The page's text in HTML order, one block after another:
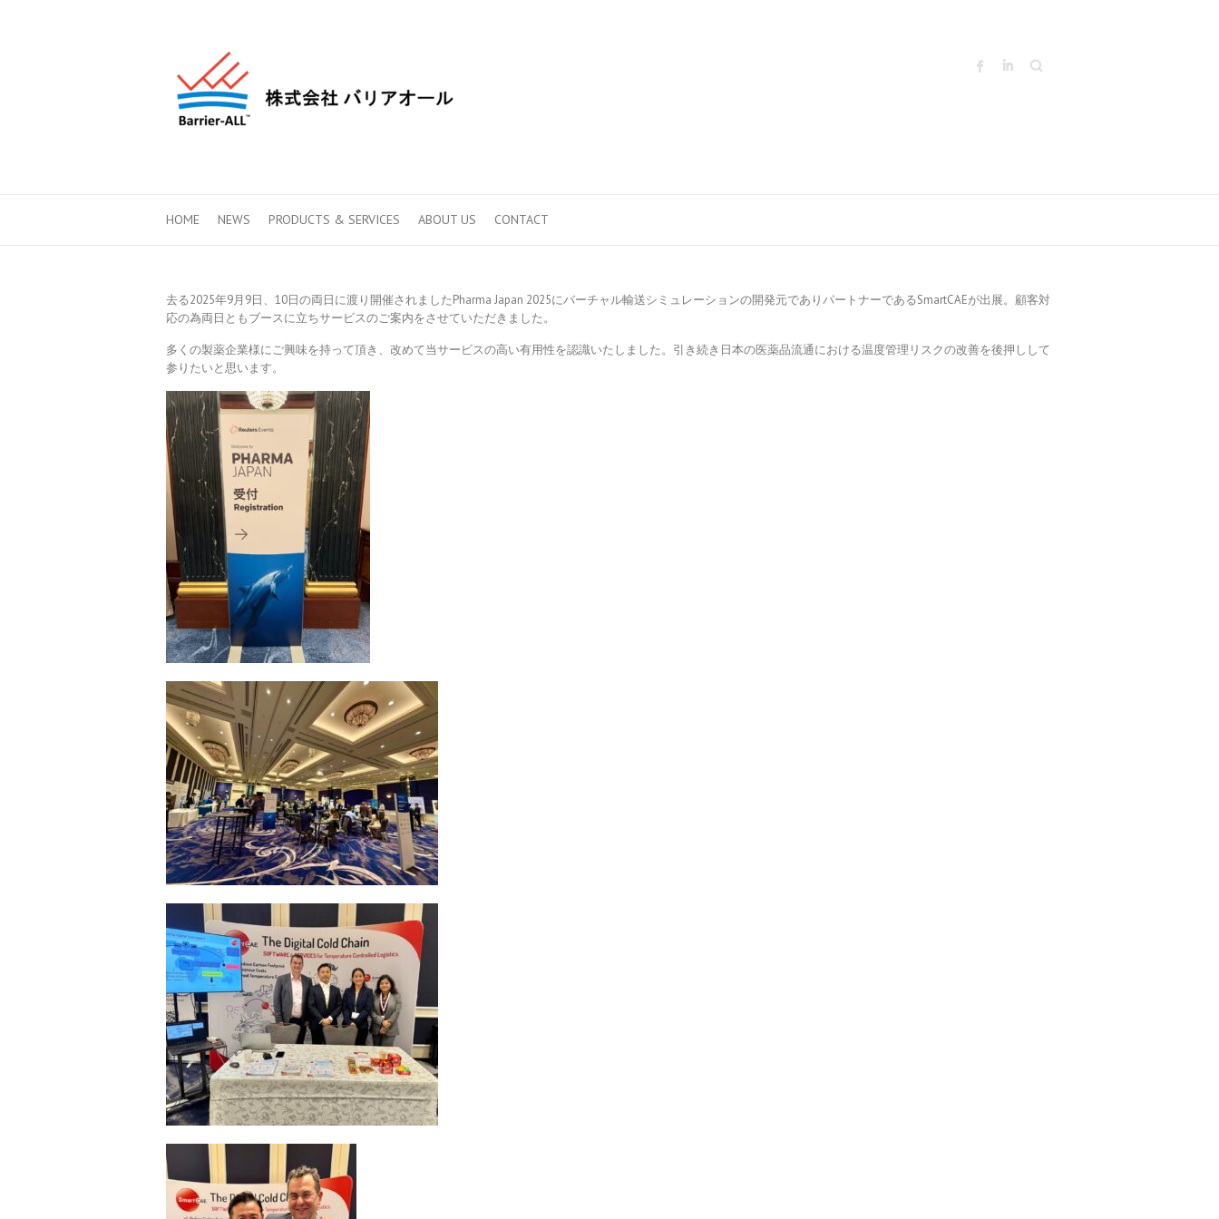
Search
HOME NEWS PRODUCTS & SERVICES ABOUT US CONTACT
去る2025年9月9日、10日の両日に渡り開催されましたPharma Japan 2025にバーチャル輸送シミュレーションの開発元でありパートナーであるSmartCAEが出展。顧客対
応の為両日ともブースに立ちサービスのご案内をさせていただきました。
多くの製薬企業様にご興味を持って頂き、改めて当サービスの高い有用性を認識いたしました。引き続き日本の医薬品流通における温度管理リスクの改善を後押しして
参りたいと思います。